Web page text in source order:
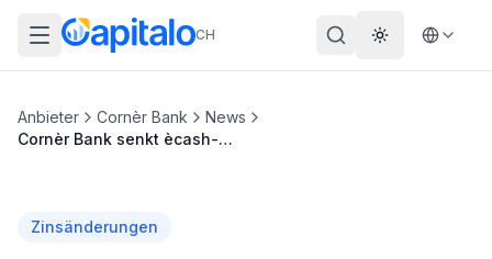
CH Theme
Anbieter Cornèr Bank
News
Cornèr Bank senkt ècash-Privatkredit auf 4.5% – Kredit wird günstiger
Zinsänderungen